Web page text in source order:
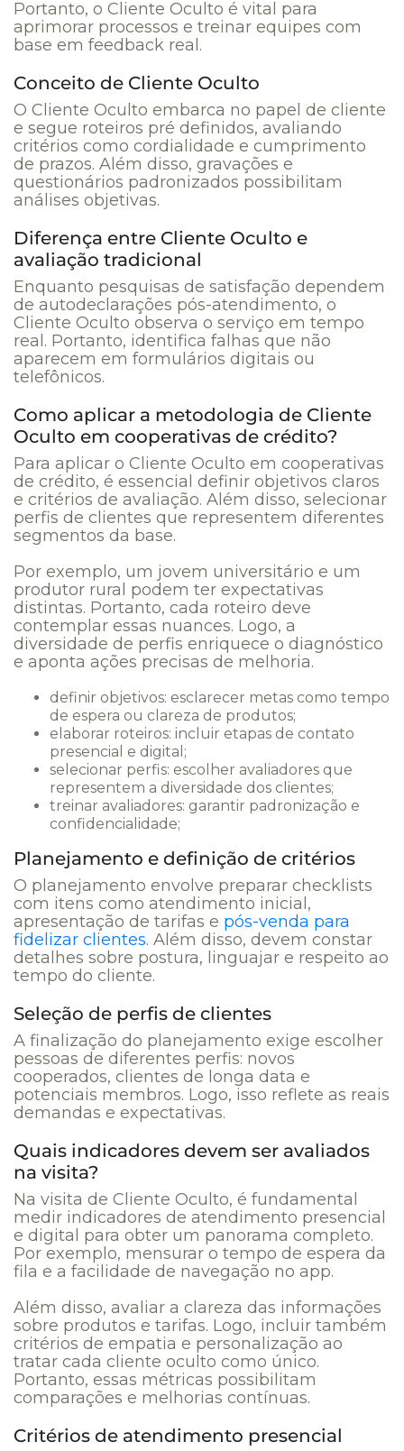
Portanto, o Cliente Oculto é vital para
aprimorar processos e treinar equipes com
base em feedback real.
Conceito de Cliente Oculto
O Cliente Oculto embarca no papel de cliente
e segue roteiros pré definidos, avaliando
critérios como cordialidade e cumprimento
de prazos. Além disso, gravações e
questionários padronizados possibilitam
análises objetivas.
Diferença entre Cliente Oculto e
avaliação tradicional
Enquanto pesquisas de satisfação dependem
de autodeclarações pós-atendimento, o
Cliente Oculto observa o serviço em tempo
real. Portanto, identifica falhas que não
aparecem em formulários digitais ou
telefônicos.
Como aplicar a metodologia de Cliente
Oculto em cooperativas de crédito?
Para aplicar o Cliente Oculto em cooperativas
de crédito, é essencial definir objetivos claros
e critérios de avaliação. Além disso, selecionar
perfis de clientes que representem diferentes
segmentos da base.
Por exemplo, um jovem universitário e um
produtor rural podem ter expectativas
distintas. Portanto, cada roteiro deve
contemplar essas nuances. Logo, a
diversidade de perfis enriquece o diagnóstico
e aponta ações precisas de melhoria.
definir objetivos: esclarecer metas como tempo
de espera ou clareza de produtos;
elaborar roteiros: incluir etapas de contato
presencial e digital;
selecionar perfis: escolher avaliadores que
representem a diversidade dos clientes;
treinar avaliadores: garantir padronização e
confidencialidade;
Planejamento e definição de critérios
O planejamento envolve preparar checklists
com itens como atendimento inicial,
apresentação de tarifas e pós-venda para
fidelizar clientes. Além disso, devem constar
detalhes sobre postura, linguajar e respeito ao
tempo do cliente.
Seleção de perfis de clientes
A finalização do planejamento exige escolher
pessoas de diferentes perfis: novos
cooperados, clientes de longa data e
potenciais membros. Logo, isso reflete as reais
demandas e expectativas.
Quais indicadores devem ser avaliados
na visita?
Na visita de Cliente Oculto, é fundamental
medir indicadores de atendimento presencial
e digital para obter um panorama completo.
Por exemplo, mensurar o tempo de espera da
fila e a facilidade de navegação no app.
Além disso, avaliar a clareza das informações
sobre produtos e tarifas. Logo, incluir também
critérios de empatia e personalização ao
tratar cada cliente oculto como único.
Portanto, essas métricas possibilitam
comparações e melhorias contínuas.
Critérios de atendimento presencial